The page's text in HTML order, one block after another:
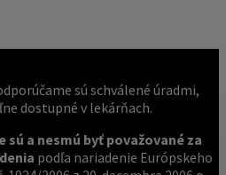
sú schválené úradmi,
dostupné v lekárňach.
sú a nesmú byť považované za
podľa nariadenie Európskeho